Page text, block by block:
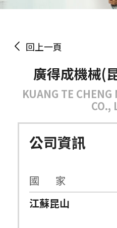
回上一頁
廣得成機械(
KUANG TE
CO.,
公司資訊
國 家
江蘇昆山